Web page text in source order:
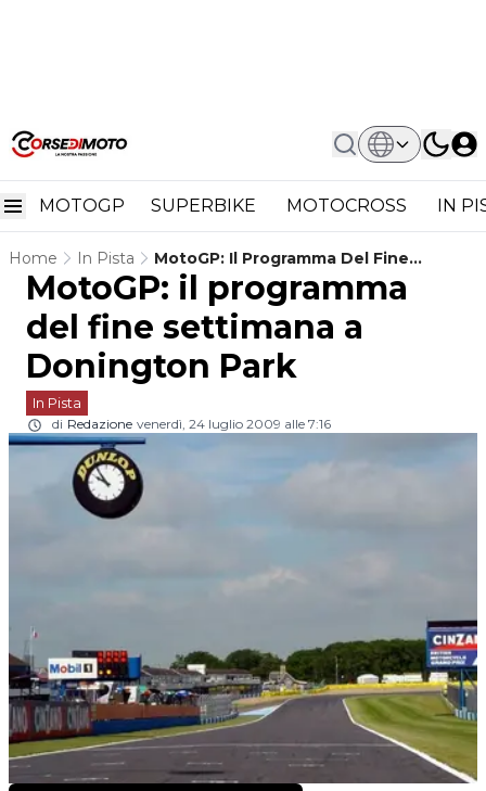
MOTOGP SUPERBIKE MOTOCROSS IN
Home In Pista
MotoGP: Il Programma Del Fine
Settimana A Donington Park
MotoGP: il programma
del fine settimana a
Donington Park
In Pista
di Redazione venerdì, 24 luglio 2009 alle 7:16